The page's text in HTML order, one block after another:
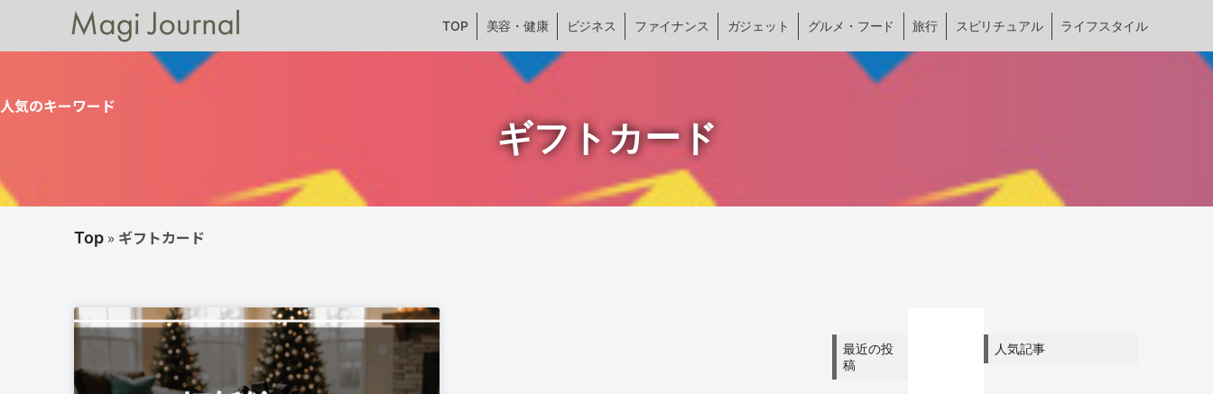
TOP 美容・健康 ビジネス ファイナンス ガジェット グルメ・フード 旅行 スピリチュアル ライフスタイル
人気のキーワード
ギフトカード
Top » ギフトカード
最近の投
稿
人気記事